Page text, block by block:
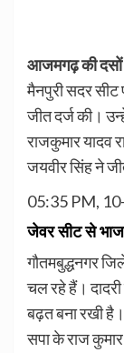
आजमगढ़ की दसों
मैनपुरी सदर सीट
जीत दर्ज की।
राजकुमार यादव
जयवीर सिंह ने
05:35 PM,
जेवर सीट से
गौतमबुद्धनगर
चल रहे हैं। दादरी
बढ़त बना रखी है।
सपा के राज